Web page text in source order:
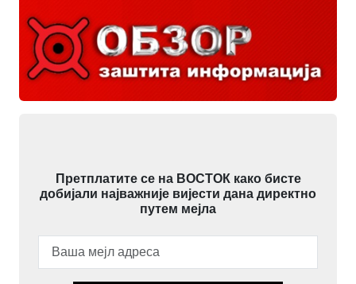
Претплатите се на ВОСТОК како бисте
добијали најважније вијести дана директно
путем мејла